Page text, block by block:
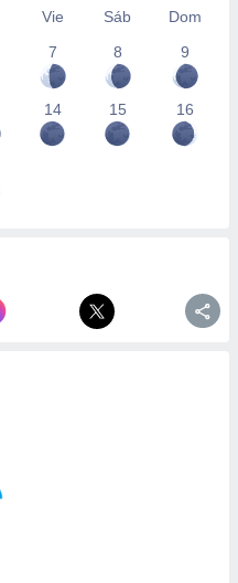
Vie Sáb
Dom
7
8 9
14 15 16